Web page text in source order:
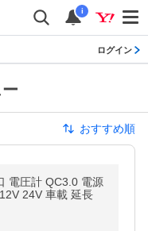
i
ログイン
おすすめ順
圧計 QC3.0 電源
24V 車載 延長